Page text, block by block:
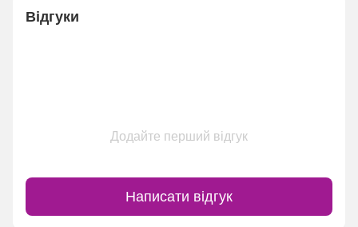
Відгуки
Додайте перший відгук
Написати відгук